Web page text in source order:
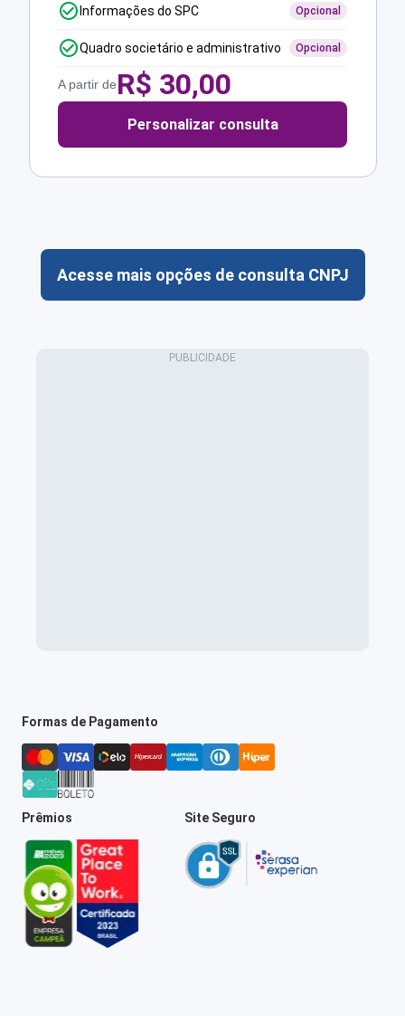
Informações do SPC Opcional
Quadro societário e administrativo Opcional
A partir deR$ 30,00
Personalizar consulta
Acesse mais opções de consulta CNPJ
Formas de Pagamento
Prêmios Site Seguro